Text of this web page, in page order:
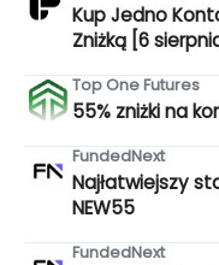
Kup Jedno
Zniżką [6
Top One Futures
55% zniżki na
FundedNext
Najłatwiejszy
NEW55
FundedNext